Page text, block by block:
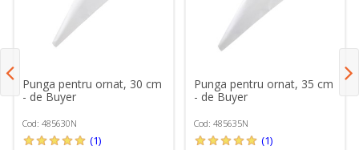
Punga pentru ornat, 30 cm
- de Buyer
Cod: 485630N
(1)
Punga pentru ornat, 35 cm
- de Buyer
Cod: 485635N
(1)